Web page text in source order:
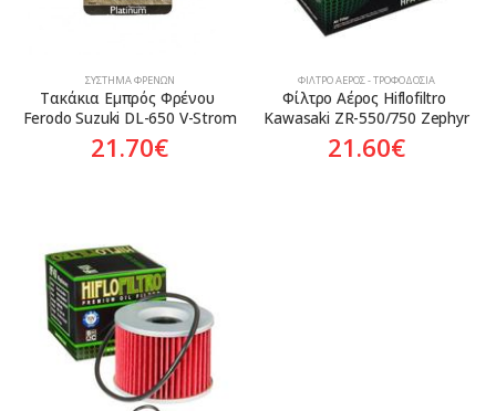
ΣΎΣΤΗΜΑ ΦΡΈΝΩΝ
Τακάκια Εμπρός Φρένου
Ferodo Suzuki DL-650 V-Strom
21.70€
ΦΊΛΤΡΟ ΑΈΡΟΣ - ΤΡΟΦΟΔΟΣΊΑ
Φίλτρο Αέρος Hiflofiltro
Kawasaki ZR-550/750 Zephyr
21.60€